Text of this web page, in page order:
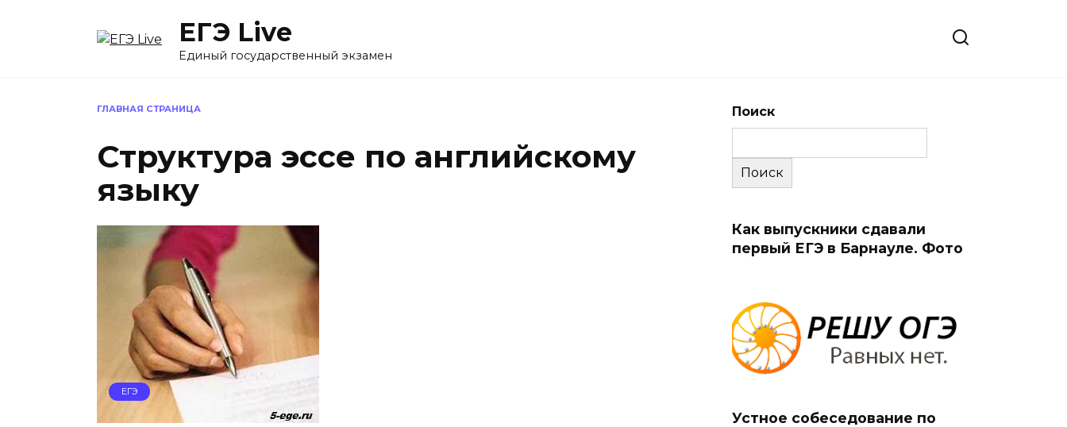
ЕГЭ Live
Единый государственный экзамен
ГЛАВНАЯ СТРАНИЦА
Структура эссе по английскому
языку
ЕГЭ
Поиск
Поиск
Как выпускники сдавали
первый ЕГЭ в Барнауле. Фото
Устное собеседование по